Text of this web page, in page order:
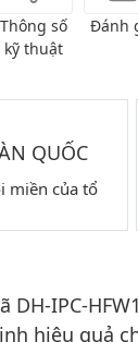
Thông số
kỹ thuật
Đánh
QUỐC
miền của tổ
DH-IPC-
hiệu quả